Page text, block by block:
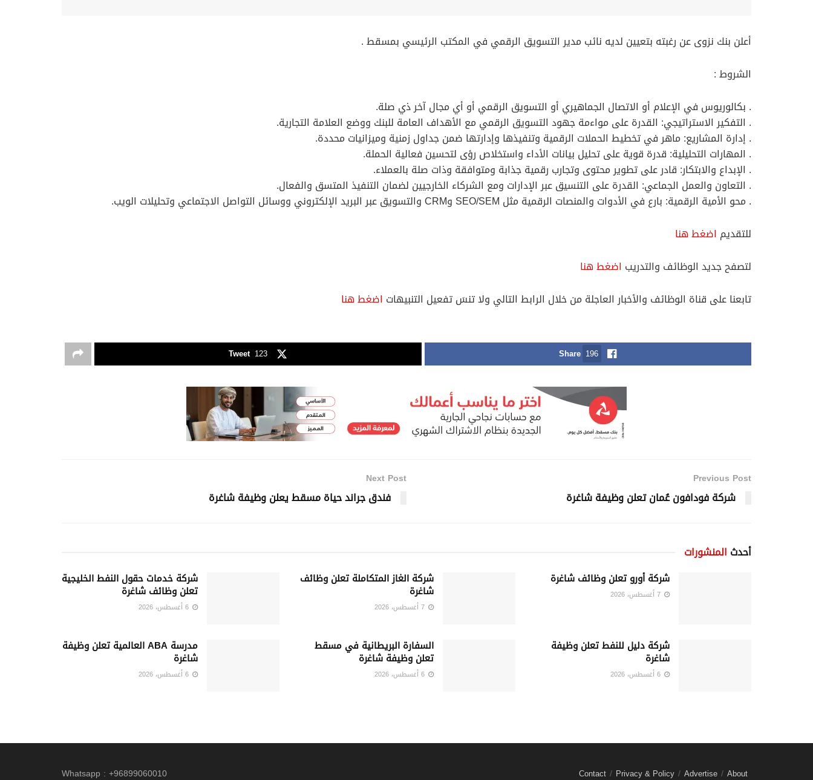
أعلن بنك نزوى عن رغبته بتعيين لديه نائب مدير التسويق الرقمي في المكتب الرئيسي بمسقط .
الشروط :
. بكالوريوس في الإعلام أو الاتصال الجماهيري أو التسويق الرقمي أو أي مجال آخر ذي صلة.
. التفكير الاستراتيجي: القدرة على مواءمة جهود التسويق الرقمي مع الأهداف العامة للبنك ووضع العلامة التجارية.
. إدارة المشاريع: ماهر في تخطيط الحملات الرقمية وتنفيذها وإدارتها ضمن جداول زمنية وميزانيات محددة.
. المهارات التحليلية: قدرة قوية على تحليل بيانات الأداء واستخلاص رؤى لتحسين فعالية الحملة.
. الإبداع والابتكار: قادر على تطوير محتوى وتجارب رقمية جذابة ومتوافقة وذات صلة بالعملاء.
. التعاون والعمل الجماعي: القدرة على التنسيق عبر الإدارات ومع الشركاء الخارجيين لضمان التنفيذ المتسق والفعال.
. محو الأمية الرقمية: بارع في الأدوات والمنصات الرقمية مثل SEO/SEM وCRM والتسويق عبر البريد الإلكتروني ووسائل التواصل الاجتماعي وتحليلات الويب.
للتقديم اضغط هنا
لتصفح جديد الوظائف والتدريب اضغط هنا
تابعنا على قناة الوظائف والأخبار العاجلة من خلال الرابط التالي ولا تنسَ تفعيل التنبيهات اضغط هنا
Share 196
Tweet 123
Previous Post
شركة فودافون عُمان تعلن وظيفة شاغرة
Next Post
فندق جراند حياة مسقط يعلن وظيفة شاغرة
أحدث المنشورات
شركة أورو تعلن وظائف شاغرة شركة الغاز المتكاملة تعلن وظائف
شاغرة
شركة خدمات حقول النفط الخليجية
تعلن وظائف شاغرة
شركة دليل للنفط تعلن وظيفة
شاغرة
السفارة البريطانية في مسقط
تعلن وظيفة شاغرة
مدرسة ABA العالمية تعلن وظيفة
شاغرة
About
Advertise
Privacy & Policy
Contact
Whatsapp : +96899060010